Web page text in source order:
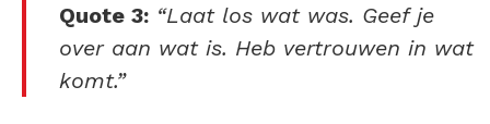
Quote 3: “Laat los wat was. Geef je
over aan wat is. Heb vertrouwen in wat
komt.”